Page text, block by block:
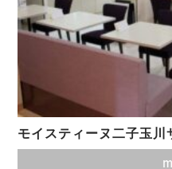
モイスティーヌ二子玉川